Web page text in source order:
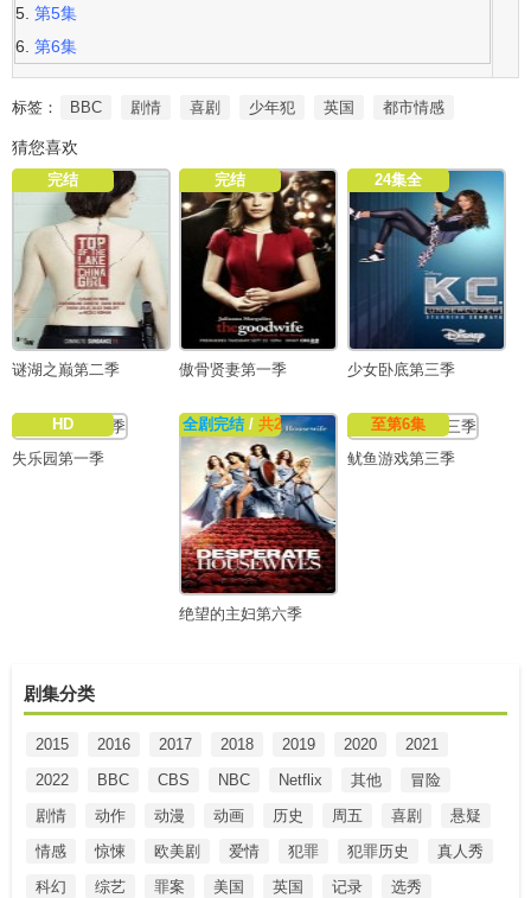
第5集
第6集
标签： BBC 剧情 喜剧 少年犯 英国 都市情感
猜您喜欢
完结
谜湖之巅第二季
完结
傲骨贤妻第一季
24集全
少女卧底第三季
HD
失乐园第一季
全剧完结 /共23集
绝望的主妇第六季
至第6集
鱿鱼游戏第三季
剧集分类
2015 2016 2017 2018 2019 2020
2021
2022
BBC CBS NBC Netflix 其他
冒险
剧情
动作 动漫 动画 历史 周五 喜剧
悬疑
情感
惊悚 欧美剧 爱情 犯罪 犯罪历史
真人秀
科幻
综艺 罪案 美国 英国 记录
选秀